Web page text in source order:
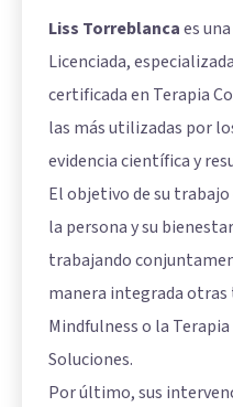
Liss Torreblancaes
Licenciada,
certificada en Terapia
las más utilizadas por
evidencia científica y
El objetivo de su
la persona y su
trabajando
manera integrada otras
Mindfulness o la
Soluciones.
Por último, sus